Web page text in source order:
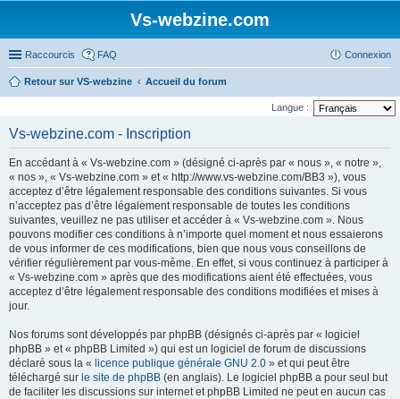
Vs-webzine.com
Raccourcis FAQ Connexion
Retour sur VS-webzine Accueil du forum
Langue :
Vs-webzine.com - Inscription
En accédant à « Vs-webzine.com » (désigné ci-après par « nous », « notre »,
« nos », « Vs-webzine.com » et « http://www.vs-webzine.com/BB3 »), vous
acceptez d’être légalement responsable des conditions suivantes. Si vous
n’acceptez pas d’être légalement responsable de toutes les conditions
suivantes, veuillez ne pas utiliser et accéder à « Vs-webzine.com ». Nous
pouvons modifier ces conditions à n’importe quel moment et nous essaierons
de vous informer de ces modifications, bien que nous vous conseillons de
vérifier régulièrement par vous-même. En effet, si vous continuez à participer à
« Vs-webzine.com » après que des modifications aient été effectuées, vous
acceptez d’être légalement responsable des conditions modifiées et mises à
jour.
Nos forums sont développés par phpBB (désignés ci-après par « logiciel
phpBB » et « phpBB Limited ») qui est un logiciel de forum de discussions
déclaré sous la « licence publique générale GNU 2.0 » et qui peut être
téléchargé sur le site de phpBB (en anglais). Le logiciel phpBB a pour seul but
de faciliter les discussions sur internet et phpBB Limited ne peut en aucun cas